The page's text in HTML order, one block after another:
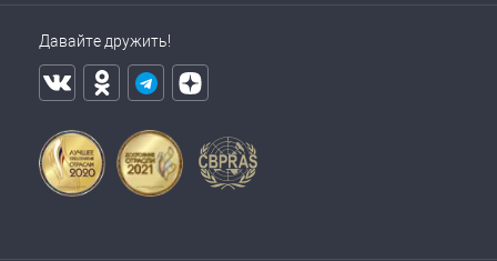
Давайте дружить!